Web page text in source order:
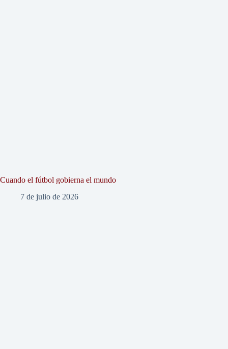
Cuando el fútbol gobierna el mundo
7 de julio de 2026